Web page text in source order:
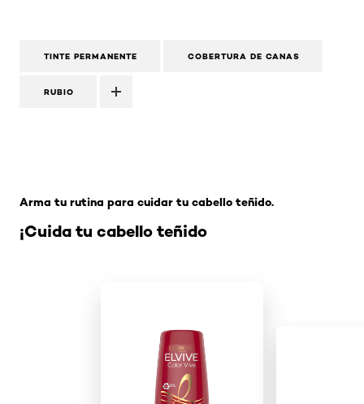
TINTE PERMANENTE COBERTURA DE CANAS
RUBIO
¡Cuida tu cabello teñido
Arma tu rutina para cuidar tu cabello teñido.